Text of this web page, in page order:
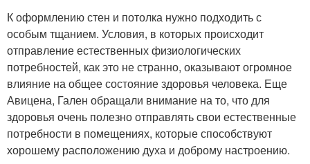
К оформлению стен и потолка нужно подходить с
особым тщанием. Условия, в которых происходит
отправление естественных физиологических
потребностей, как это не странно, оказывают огромное
влияние на общее состояние здоровья человека. Еще
Авицена, Гален обращали внимание на то, что для
здоровья очень полезно отправлять свои естественные
потребности в помещениях, которые способствуют
хорошему расположению духа и доброму настроению.